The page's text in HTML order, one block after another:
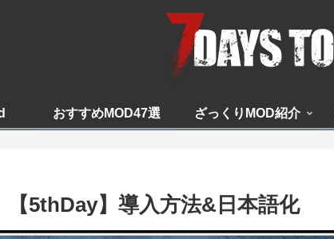
おすすめMOD47選 ざっくりMOD紹介
【5thDay】導入方法&日本語化